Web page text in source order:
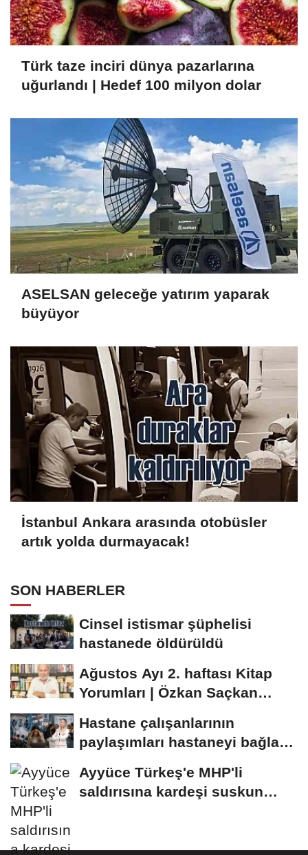
Türk taze inciri dünya pazarlarına
uğurlandı | Hedef 100 milyon dolar
ASELSAN geleceğe yatırım yaparak
büyüyor
İstanbul Ankara arasında otobüsler
artık yolda durmayacak!
SON HABERLER
Cinsel istismar şüphelisi
hastanede öldürüldü
Ağustos Ayı 2. haftası Kitap
Yorumları | Özkan Saçkan
Hastane çalışanlarının
paylaşımları hastaneyi bağlar
Ayyüce Türkeş'e MHP'li
saldırısına kardeşi suskun